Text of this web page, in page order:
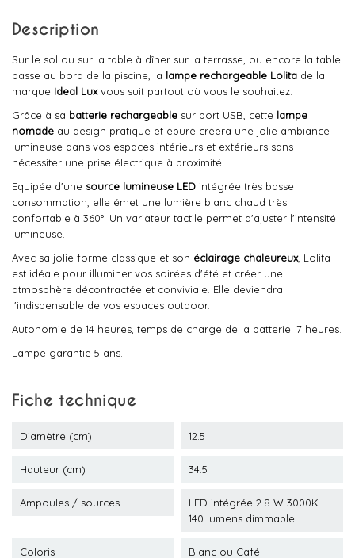
Description
Sur le sol ou sur la table à dîner sur la terrasse, ou encore la table
basse au bord de la piscine, la lampe rechargeable Lolita de la
marque Ideal Luxvous suit partout où vous le souhaitez.
Grâce à sa batterie rechargeable sur port USB, cette lampe
nomade au design pratique et épuré créera une jolie ambiance
lumineuse dans vos espaces intérieurs et extérieurs sans
nécessiter une prise électrique à proximité.
Equipée d'une source lumineuse LED intégrée très basse
consommation, elle émet une lumière blanc chaud très
confortable à 360°. Un variateur tactile permet d'ajuster l'intensité
lumineuse.
Avec sa jolie forme classique et son éclairage chaleureux, Lolita
est idéale pour illuminer vos soirées d'été et créer une
atmosphère décontractée et conviviale. Elle deviendra
l'indispensable de vos espaces outdoor.
Autonomie de 14 heures, temps de charge de la batterie: 7 heures.
Lampe garantie 5 ans.
Fiche technique
Diamètre (cm) 12.5
Hauteur (cm) 34.5
Ampoules / sources
LED intégrée 2.8 W 3000K
140 lumens dimmable
Coloris Blanc ou Café